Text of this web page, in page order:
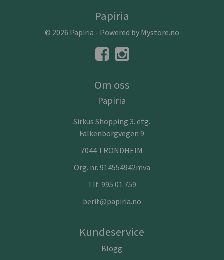
Papiria
© 2026 Papiria - Powered by Mystore.no
Om oss
Papiria
Sirkus Shopping 3. etg.
Falkenborgvegen 9
7044 TRONDHEIM
Org. nr. 914554942mva
Tlf: 995 01 759
berit@papiria.no
Kundeservice
Blogg